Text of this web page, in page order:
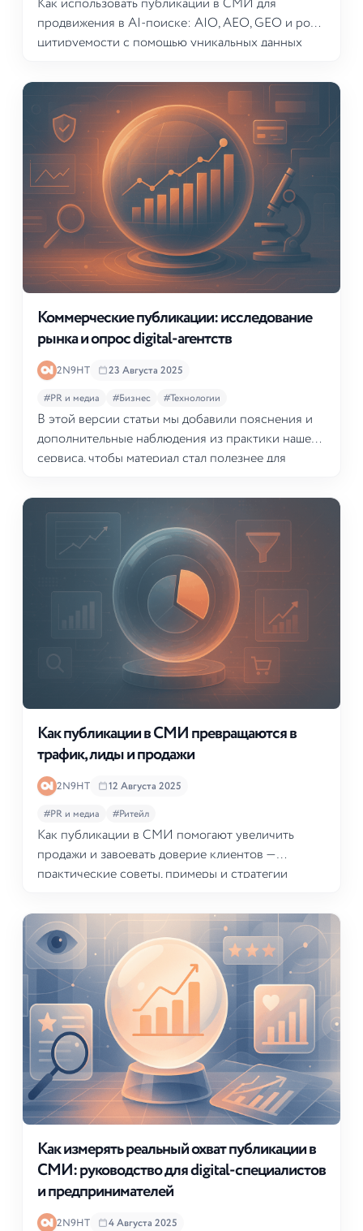
продвижения в AI-поиске: AIO, AEO, GEO и рост
цитируемости с помощью уникальных данных
Коммерческие публикации: исследование
рынка и опрос digital-агентств
2N9HT 23 Августа 2025
#PR и медиа #Бизнес #Технологии
В этой версии статьи мы добавили пояснения и
дополнительные наблюдения из практики нашего
сервиса, чтобы материал стал полезнее для
просто заказать публикацию, а встроить её в
стратегию продвижения
Как публикации в СМИ превращаются в
трафик, лиды и продажи
2N9HT 12 Августа 2025
#PR и медиа #Ритейл
Как публикации в СМИ помогают увеличить
продажи и завоевать доверие клиентов —
практические советы, примеры и стратегии
Как измерять реальный охват публикации в
СМИ: руководство для digital-специалистов
и предпринимателей
2N9HT 4 Августа 2025